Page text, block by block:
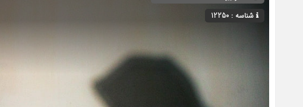
شناسه : 12250